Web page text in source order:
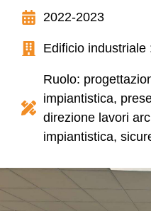
2022-2023
Edificio
Ruolo:
impiantistica,
direzione lavori
impiantistica,